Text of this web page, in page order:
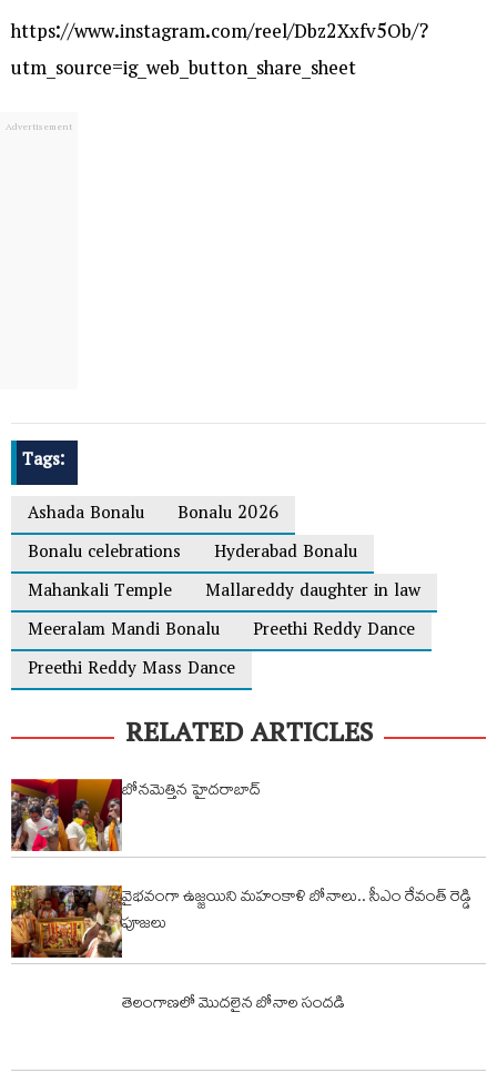
https://www.instagram.com/reel/Dbz2Xxfv5Ob/?
utm_source=ig_web_button_share_sheet
Tags:
Ashada Bonalu
Bonalu 2026
Bonalu celebrations
Hyderabad Bonalu
Mahankali Temple
Mallareddy daughter in law
Meeralam Mandi Bonalu
Preethi Reddy Dance
Preethi Reddy Mass Dance
RELATED ARTICLES
బోనమెత్తిన హైదరాబాద్
వైభవంగా ఉజ్జయిని మహంకాళి బోనాలు.. సీఎం రేవంత్ రెడ్డి
పూజలు
తెలంగాణలో మొదలైన బోనాల సందడి